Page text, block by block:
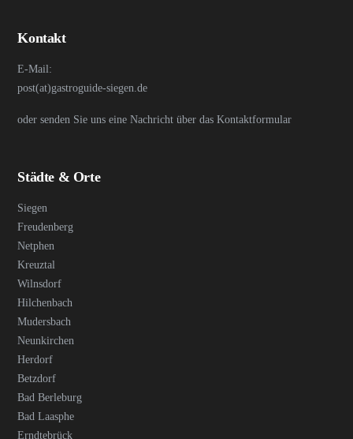
Kontakt
E-Mail:
post(at)gastroguide-siegen.de
oder senden Sie uns eine Nachricht über das Kontaktformular
Städte & Orte
Siegen
Freudenberg
Netphen
Kreuztal
Wilnsdorf
Hilchenbach
Mudersbach
Neunkirchen
Herdorf
Betzdorf
Bad Berleburg
Bad Laasphe
Erndtebrück